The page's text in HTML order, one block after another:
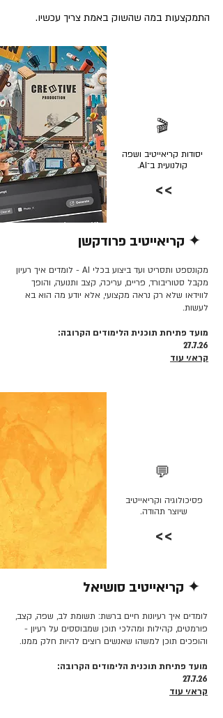
התמקצעות במה שהשוק באמת צריך עכשיו.
🎬
יסודות קריאייטיב ושפה
קולנועית ב־AI.
>>
✦ קריאייטיב פרודקשן
מקונספט ותסריט ועד ביצוע בכלי AI - לומדים איך רעיון
מקבל סטוריבורד, פריים, עריכה, קצב ותנועה, והופך
לווידאו שלא רק נראה מקצועי, אלא יודע מה הוא בא
לעשות.
מועד פתיחת תוכנית הלימודים הקרובה:
27.7.26
קרא/י עוד
💬
פסיכולוגיה וקריאייטיב
שיוצר תהודה.
>>
✦ קריאייטיב סושיאל
לומדים איך רעיונות חיים ברשת: תשומת לב, שפה, קצב,
פורמטים, קהילות ומהלכי תוכן שמבוססים על רעיון -
והופכים תוכן למשהו שאנשים רוצים להיות חלק ממנו.
מועד פתיחת תוכנית הלימודים הקרובה:
27.7.26
קרא/י עוד